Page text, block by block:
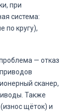
при
система:
по кругу),
— отказ
сканер,
Также
щёток) и